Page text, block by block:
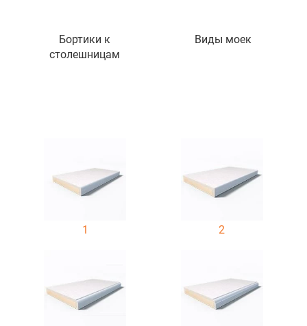
Бортики к
столешницам
Виды моек
1 2